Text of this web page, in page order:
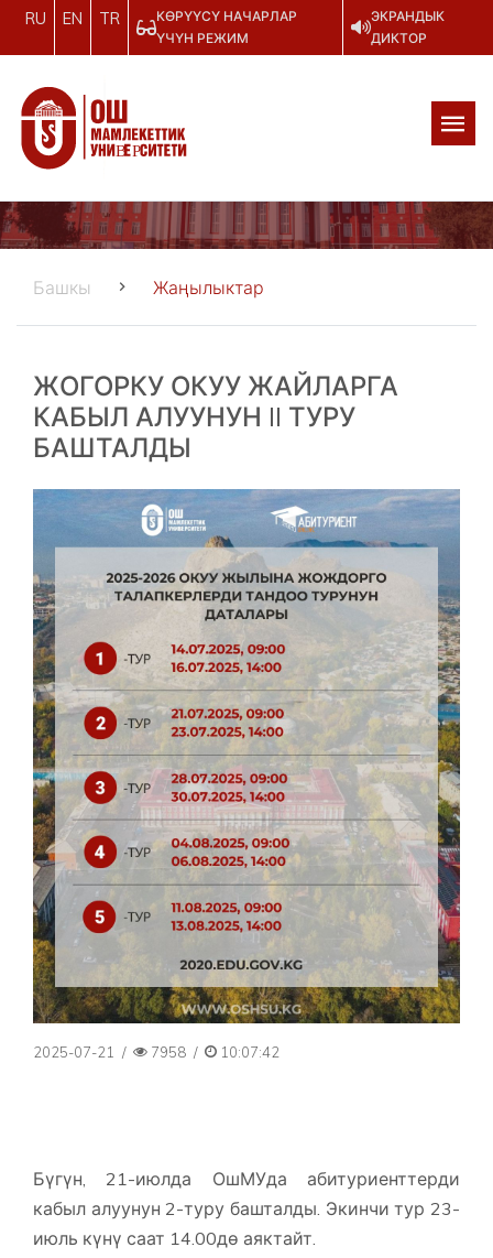
RU EN TR
КӨРҮҮСҮ НАЧАРЛАР
ҮЧҮН РЕЖИМ
ЭКРАНДЫК
ДИКТОР
Башкы Жаңылыктар
ЖОГОРКУ ОКУУ ЖАЙЛАРГА
КАБЫЛ АЛУУНУН II ТУРУ
БАШТАЛДЫ
2025-07-21 / 7958 / 10:07:42
Бүгүн, 21-июлда ОшМУда абитуриенттерди
кабыл алуунун 2-туру башталды. Экинчи тур 23-
июль күнү саат 14.00дө аяктайт.